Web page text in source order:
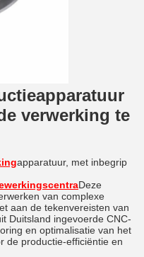
verwerking te
apparatuur, met inbegrip
Deze
van complexe
aan de tekenvereisten van
Duitsland ingevoerde CNC-
en optimalisatie van het
de productie-efficiëntie en